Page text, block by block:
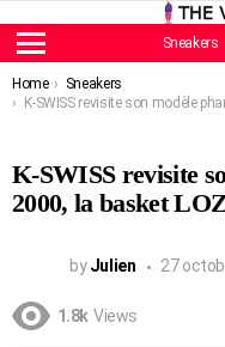
Menu
Sneakers
You are here:
Home
Sneakers
K-SWISS revisite son modèle
K-SWISS revisite
2000, la basket
by Julien 27
1.8k Views